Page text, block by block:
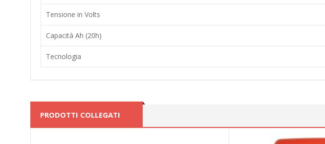
Tensione in Volts
Capacità Ah (20h)
Tecnologia
PRODOTTI COLLEGATI